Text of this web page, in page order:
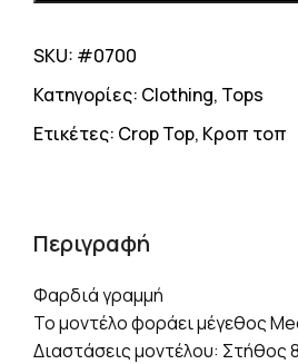
SKU: #0700
Κατηγορίες: Clothing, Tops
Ετικέτες: Crop Top, Κροπ τοπ
Περιγραφή
Φαρδιά γραμμή
Το μοντέλο φοράει μέγεθος
Διαστάσεις μοντέλου: Στήθος